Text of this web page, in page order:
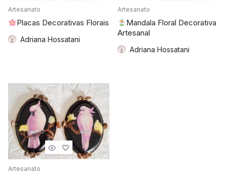
Artesanato
Placas Decorativas Florais
Adriana Hossatani
Artesanato
Mandala Floral Decorativa
Artesanal
Adriana Hossatani
Artesanato